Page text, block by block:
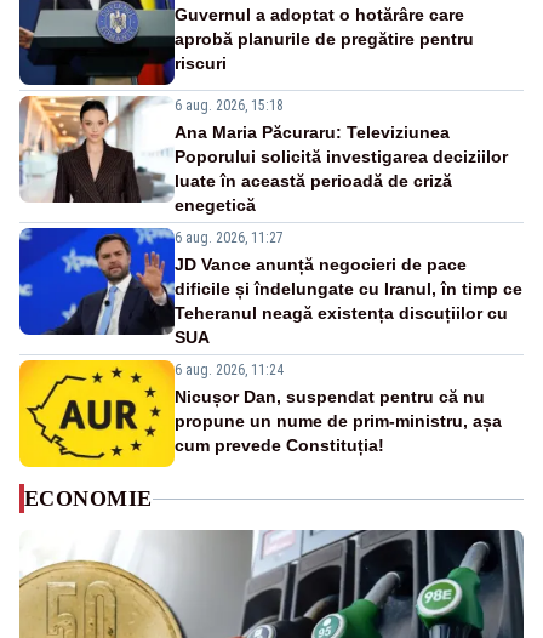
Guvernul a adoptat o hotărâre care
aprobă planurile de pregătire pentru
riscuri
6 aug. 2026, 15:18
Ana Maria Păcuraru: Televiziunea
Poporului solicită investigarea deciziilor
luate în această perioadă de criză
enegetică
6 aug. 2026, 11:27
JD Vance anunță negocieri de pace
dificile și îndelungate cu Iranul, în timp ce
Teheranul neagă existența discuțiilor cu
SUA
6 aug. 2026, 11:24
Nicușor Dan, suspendat pentru că nu
propune un nume de prim-ministru, așa
cum prevede Constituția!
ECONOMIE